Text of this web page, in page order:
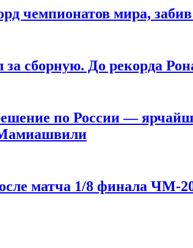
чемпионатов мира,
за сборную. До рекорда
по России —
матча 1/8 финала ЧМ-